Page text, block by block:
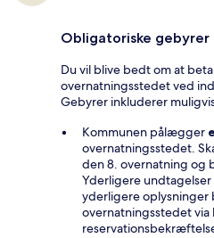
Obligatoriske gebyrer
Du vil blive bedt om at
overnatningsstedet ved
Gebyrer inkluderer
Kommunen pålægger
overnatningsstedet.
den 8. overnatning og
Yderligere
yderligere oplysninger
overnatningsstedet